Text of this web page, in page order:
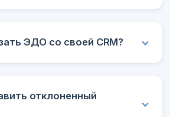
ЭДО со своей CRM?
отклоненный